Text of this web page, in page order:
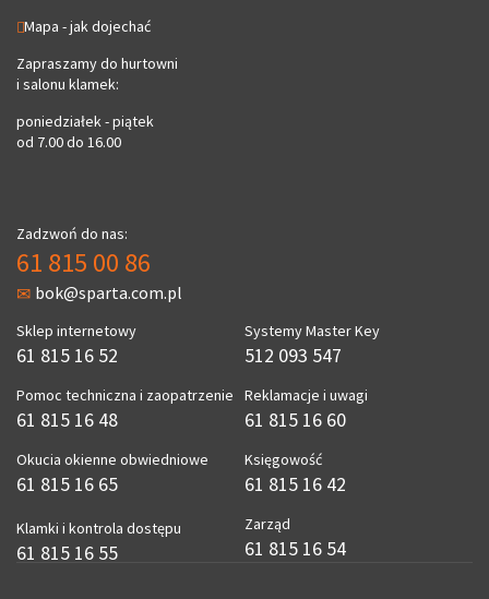
Mapa - jak dojechać
Zapraszamy do hurtowni
i salonu klamek:
poniedziałek - piątek
od 7.00 do 16.00
Zadzwoń do nas:
61 815 00 86
bok@sparta.com.pl
Sklep internetowy
61 815 16 52
Pomoc techniczna i zaopatrzenie
61 815 16 48
Okucia okienne obwiedniowe
61 815 16 65
Klamki i kontrola dostępu
61 815 16 55
Systemy Master Key
512 093 547
Reklamacje i uwagi
61 815 16 60
Księgowość
61 815 16 42
Zarząd
61 815 16 54